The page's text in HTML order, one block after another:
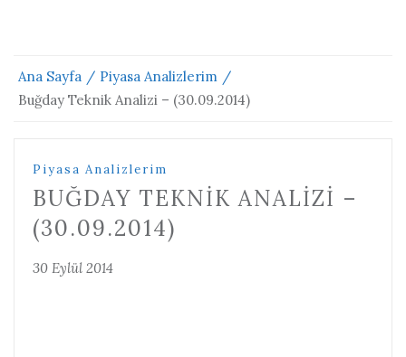
Ana Sayfa
Piyasa Analizlerim
Buğday Teknik Analizi – (30.09.2014)
Piyasa Analizlerim
BUĞDAY TEKNIK ANALIZI –
(30.09.2014)
30 Eylül 2014